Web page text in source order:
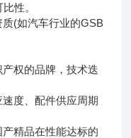
性。
(如汽车行业的GSB
权的品牌，技术迭
度、配件供应周期
精品在性能达标的